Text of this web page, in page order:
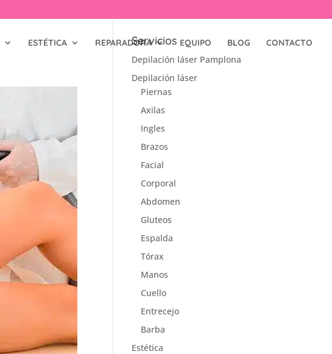
ESTÉTICA REPARADORA EQUIPO BLOG CONTACTO
Servicios
Depilación láser Pamplona
Depilación láser
Piernas
Axilas
Ingles
Brazos
Facial
Corporal
Abdomen
Gluteos
Espalda
Tórax
Manos
Cuello
Entrecejo
Barba
Estética